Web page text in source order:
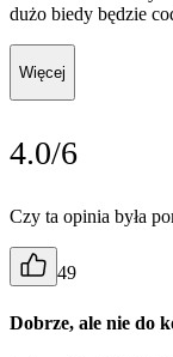
dużo biedy będzie
Więcej
4.0/6
Czy ta opinia była
49
Dobrze, ale nie do